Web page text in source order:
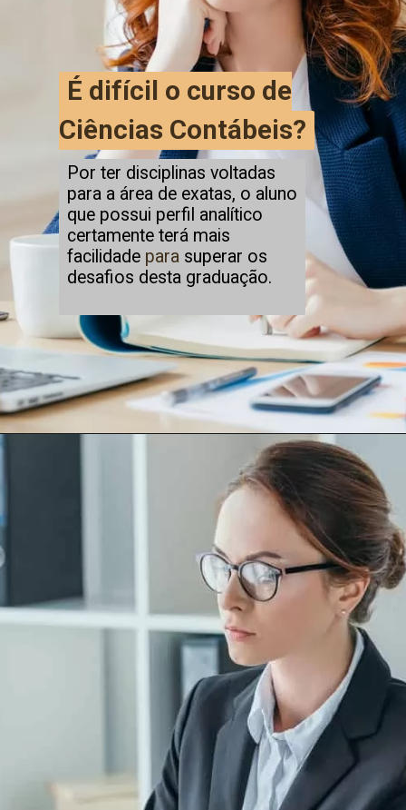
É difícil o curso de
Ciências Contábeis?
É difícil o curso de
Ciências Contábeis?
Por ter disciplinas voltadas
para a área de exatas, o aluno
que possui perfil analítico
certamente terá mais
facilidade para superar os
desafios desta graduação.